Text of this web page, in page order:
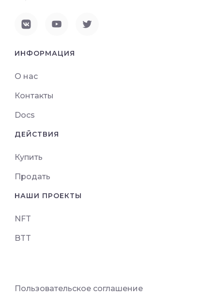
ИНФОРМАЦИЯ
О нас
Контакты
Docs
ДЕЙСТВИЯ
Купить
Продать
НАШИ ПРОЕКТЫ
NFT
BTT
Пользовательское соглашение